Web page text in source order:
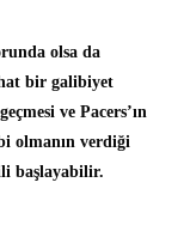
olsa da
bir galibiyet
ve Pacers’ın
olmanın verdiği
başlayabilir.